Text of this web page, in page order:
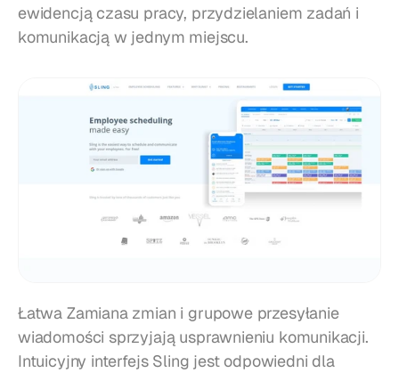
ewidencją czasu pracy, przydzielaniem zadań i
komunikacją w jednym miejscu.
Łatwa Zamiana zmian i grupowe przesyłanie
wiadomości sprzyjają usprawnieniu komunikacji.
Intuicyjny interfejs Sling jest odpowiedni dla